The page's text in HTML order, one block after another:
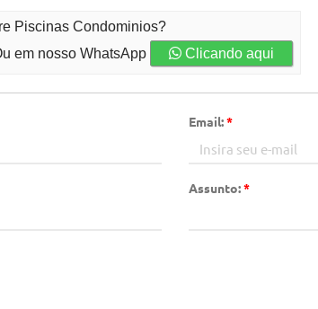
Piscinas Condominios?
em nosso WhatsApp Clicando aqui
Email:*
Assunto:*